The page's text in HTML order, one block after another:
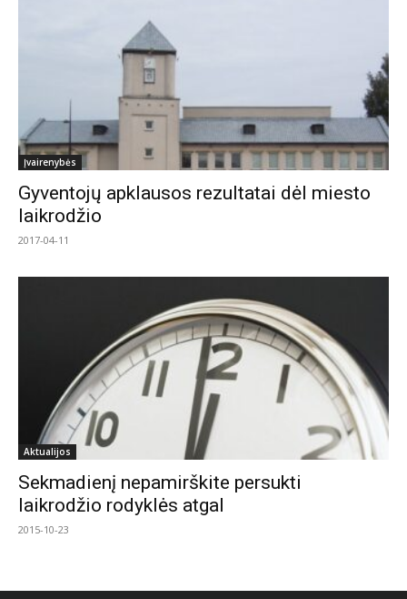
Įvairenybės
Gyventojų apklausos rezultatai dėl miesto
laikrodžio
2017-04-11
Aktualijos
Sekmadienį nepamirškite persukti
laikrodžio rodyklės atgal
2015-10-23